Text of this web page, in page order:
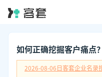
如何正确挖掘客户痛点？
2026-08-06日客套企业名录